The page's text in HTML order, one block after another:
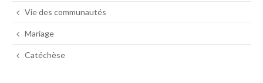
Vie des communautés
Mariage
Catéchèse